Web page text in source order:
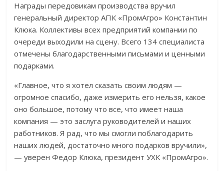
Награды передовикам производства вручил
генеральный директор АПК «ПромАгро» Константин
Клюка. Коллективы всех предприятий компании по
очереди выходили на сцену. Всего 134 специалиста
отмечены благодарственными письмами и ценными
подарками.
«Главное, что я хотел сказать своим людям —
огромное спасибо, даже измерить его нельзя, какое
оно большое, потому что все, что имеет наша
компания — это заслуга руководителей и наших
работников. Я рад, что мы смогли поблагодарить
наших людей, достаточно много подарков вручили»,
— уверен Федор Клюка, президент УХК «ПромАгро».